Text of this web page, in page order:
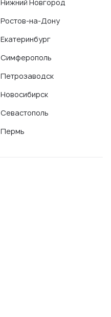
Нижний Новгород
Ростов-на-Дону
Екатеринбург
Симферополь
Петрозаводск
Новосибирск
Севастополь
Пермь